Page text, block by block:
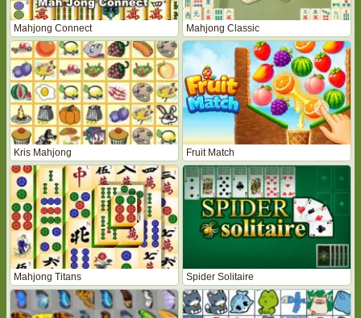
Mahjong Connect Mahjong Classic
Kris Mahjong Fruit Match
Mahjong Titans Spider Solitaire